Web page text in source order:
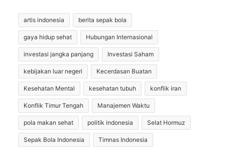
artis indonesia berita sepak bola
gaya hidup sehat Hubungan Internasional
investasi jangka panjang Investasi Saham
kebijakan luar negeri Kecerdasan Buatan
Kesehatan Mental kesehatan tubuh konflik iran
Konflik Timur Tengah Manajemen Waktu
pola makan sehat politik indonesia Selat Hormuz
Sepak Bola Indonesia Timnas Indonesia